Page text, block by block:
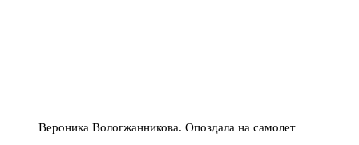
Вероника Вологжанникова. Опоздала на самолет